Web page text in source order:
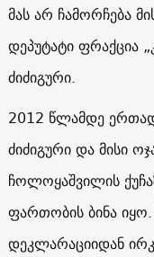
მას არ ჩამორჩება
დეპუტატი ფრაქცია
ძიძიგური.
2012 წლამდე
ძიძიგური და მისი
ჩოლოყაშვილის
ფართობის ბინა
დეკლარაციიდან